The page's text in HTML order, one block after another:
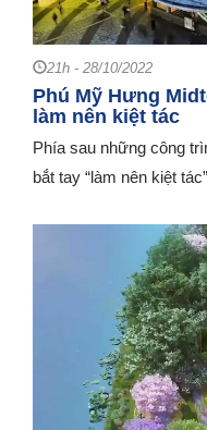
21h - 28/10/2022
Phú Mỹ Hưng
làm nên kiệt tác
Phía sau những công
bắt tay “làm nên kiệt